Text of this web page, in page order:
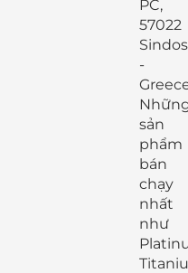
PC,
57022
Sindos
-
sản
phẩm
bán
chạy
nhất
như